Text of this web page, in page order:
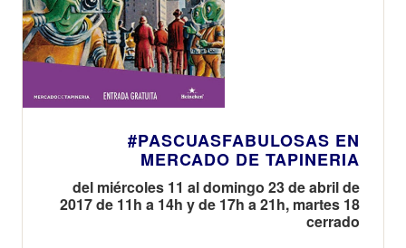
#PASCUASFABULOSAS EN
MERCADO DE TAPINERIA
del miércoles 11 al domingo 23 de abril de
2017 de 11h a 14h y de 17h a 21h, martes 18
cerrado